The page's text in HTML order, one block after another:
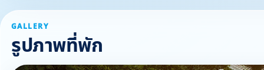
GALLERY
รูปภาพที่พัก